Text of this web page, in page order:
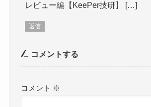
レビュー編【KeePer技研】 […]
返信
コメントする
コメント ※